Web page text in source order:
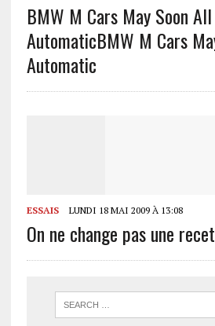
BMW M Cars May Soon
AutomaticBMW M Cars
Automatic
ESSAIS LUNDI 18 MAI 2009 À 13:08
On ne change pas une